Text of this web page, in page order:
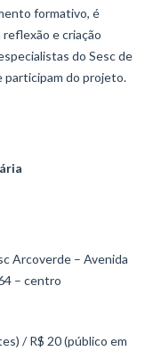
formativo, é
e criação
do Sesc de
participam do projeto.
Arcoverde – Avenida
– centro
/ R$ 20 (público em